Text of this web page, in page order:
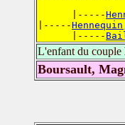
      |-----
|-----
      |-----
L'enfant du couple
Boursault,